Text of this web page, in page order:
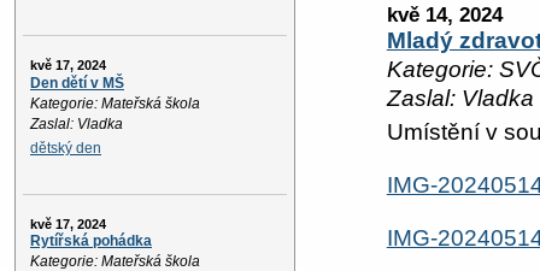
kvě 17, 2024
Den dětí v MŠ
Kategorie: Mateřská škola
Zaslal: Vladka
dětský den
kvě 17, 2024
Rytířská pohádka
Kategorie: Mateřská škola
kvě 14, 2024
Mladý
Kategorie:
Zaslal: Vladka
Umístění v
IMG-
IMG-